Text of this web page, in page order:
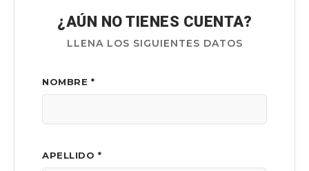
¿AÚN NO TIENES CUENTA?
LLENA LOS SIGUIENTES DATOS
NOMBRE *
APELLIDO *